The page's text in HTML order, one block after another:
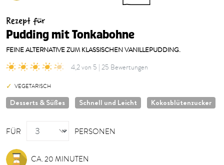
Rezept für
Pudding mit Tonkabohne
FEINE ALTERNATIVE ZUM KLASSISCHEN VANILLEPUDDING.
4,2 von 5 | 25 Bewertungen
VEGETARISCH
Desserts & Süßes Schnell und Leicht Kokosblütenzucker
FÜR
PERSONEN
PERSONEN
CA. 20 MINUTEN